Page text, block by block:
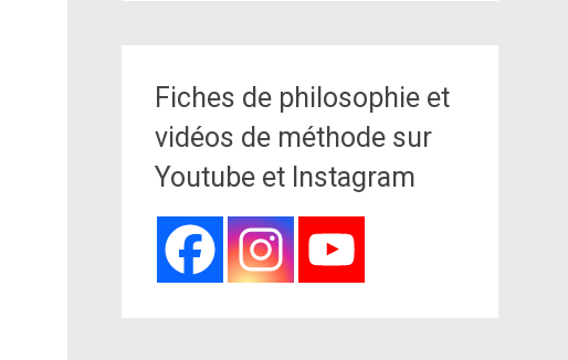
Fiches de philosophie et
vidéos de méthode sur
Youtube et Instagram